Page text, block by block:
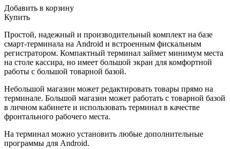
Добавить в корзину
Купить
Простой, надежный и производительный комплект на базе
смарт-терминала на Android и встроенным фискальным
регистратором. Компактный терминал займет минимум места
на столе кассира, но имеет большой экран для комфортной
работы с большой товарной базой.
Небольшой магазин может редактировать товары прямо на
терминале. Большой магазин может работать с товарной базой
в личном кабинете и использовать терминал в качестве
фронтального рабочего места.
На терминал можно установить любые дополнительные
программы для Android.